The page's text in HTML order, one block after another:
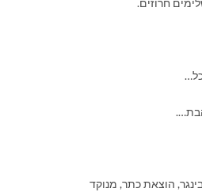
חרוזים.
הוצאת כתר, מנוקד